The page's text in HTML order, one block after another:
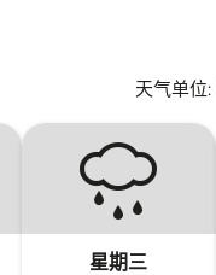
天气单位:
星期三